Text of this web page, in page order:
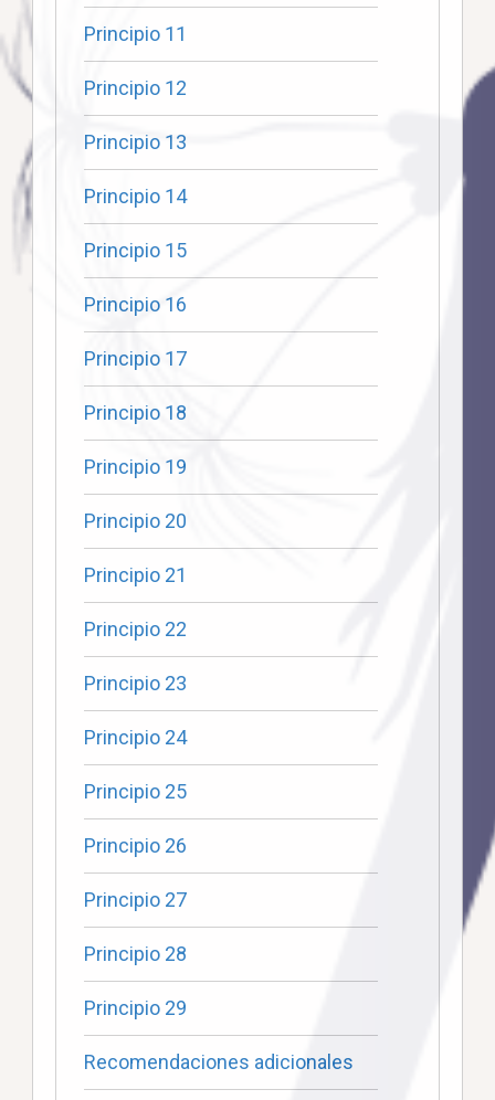
Principio 11
Principio 12
Principio 13
Principio 14
Principio 15
Principio 16
Principio 17
Principio 18
Principio 19
Principio 20
Principio 21
Principio 22
Principio 23
Principio 24
Principio 25
Principio 26
Principio 27
Principio 28
Principio 29
Recomendaciones adicionales